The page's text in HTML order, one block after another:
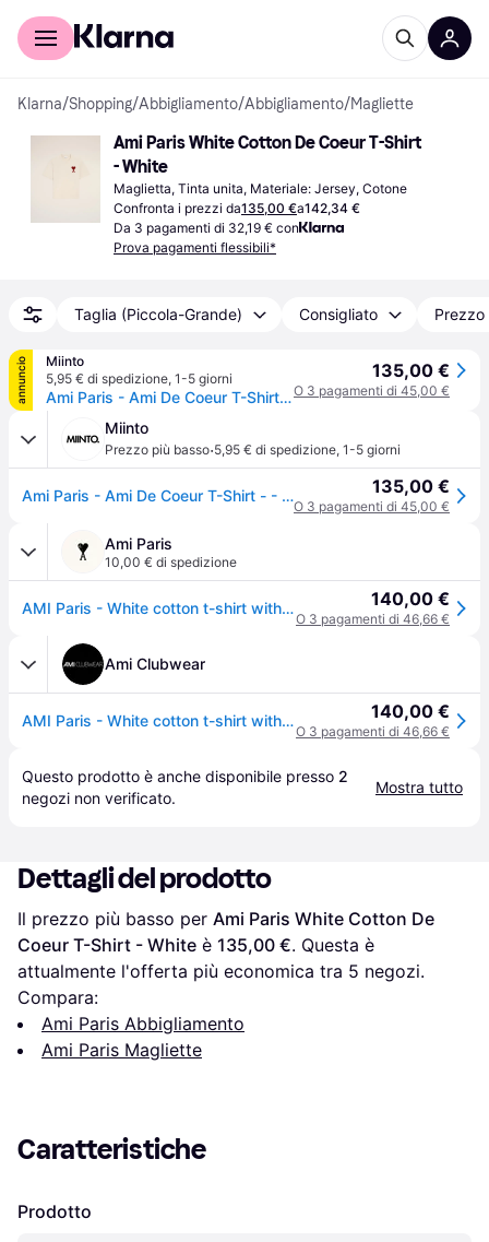
Per il tuo shopping
Klarna/Shopping/Abbigliamento/Abbigliamento/Magliette
Ami Paris White Cotton De Coeur T-Shirt
- White
Maglietta, Tinta unita, Materiale: Jersey, Cotone
Confronta i prezzi da135,00 €a142,34 €
Da 3 pagamenti di 32,19 € con
Prova pagamenti flessibili*
Taglia (Piccola-Grande) Consigliato
annuncio
Miinto
5,95 € di spedizione, 1-5 giorni
Ami Paris - Ami De Coeur T-Shirt - - Tops - Uomo - Beige - M
135,00 €
O 3 pagamenti di 45,00 €
Miinto
Prezzo più basso·5,95 € di spedizione, 1-5 giorni
Ami Paris - Ami De Coeur T-Shirt - - Tops - Uomo - Beige - M 135,00 €
O 3 pagamenti di 45,00 €
Ami Paris
10,00 € di spedizione
AMI Paris - White cotton t-shirt with Ami de Coeur White - XS - for Men 140,00 €
O 3 pagamenti di 46,66 €
Ami Clubwear
AMI Paris - White cotton t-shirt with Ami de Coeur White - XXXL - for Men 140,00 €
O 3 pagamenti di 46,66 €
Questo prodotto è anche disponibile presso 2
negozi non verificato.
Mostra tutto
Dettagli del prodotto
Il prezzo più basso per Ami Paris White Cotton De
Coeur T-Shirt - White è 135,00 €. Questa è
attualmente l'offerta più economica tra 5 negozi.
Compara:
Ami Paris Abbigliamento
Ami Paris Magliette
Caratteristiche
Prodotto